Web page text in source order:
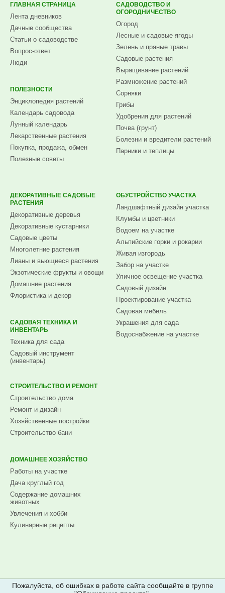
ГЛАВНАЯ СТРАНИЦА
Лента дневников
Дачные сообщества
Статьи о садоводстве
Вопрос-ответ
Люди
ПОЛЕЗНОСТИ
Энциклопедия растений
Календарь садовода
Лунный календарь
Лекарственные растения
Покупка, продажа, обмен
Полезные советы
САДОВОДСТВО И
ОГОРОДНИЧЕСТВО
Огород
Лесные и садовые ягоды
Зелень и пряные травы
Садовые растения
Выращивание растений
Размножение растений
Сорняки
Грибы
Удобрения для растений
Почва (грунт)
Болезни и вредители растений
Парники и теплицы
ДЕКОРАТИВНЫЕ САДОВЫЕ
РАСТЕНИЯ
Декоративные деревья
Декоративные кустарники
Садовые цветы
Многолетние растения
Лианы и вьющиеся растения
Экзотические фрукты и овощи
Домашние растения
Флористика и декор
САДОВАЯ ТЕХНИКА И
ИНВЕНТАРЬ
Техника для сада
Садовый инструмент
(инвентарь)
ОБУСТРОЙСТВО УЧАСТКА
Ландшафтный дизайн участка
Клумбы и цветники
Водоем на участке
Альпийские горки и рокарии
Живая изгородь
Забор на участке
Уличное освещение участка
Садовый дизайн
Проектирование участка
Садовая мебель
Украшения для сада
Водоснабжение на участке
СТРОИТЕЛЬСТВО И РЕМОНТ
Строительство дома
Ремонт и дизайн
Хозяйственные постройки
Строительство бани
ДОМАШНЕЕ ХОЗЯЙСТВО
Работы на участке
Дача круглый год
Содержание домашних
животных
Увлечения и хобби
Кулинарные рецепты
Пожалуйста, об ошибках в работе сайта сообщайте в группе